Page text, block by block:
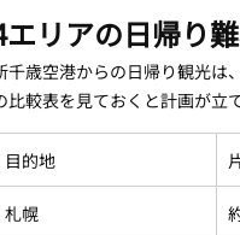
リアの日帰り
千歳空港からの日帰り観光は
比較表を見ておくと計画が立
目的地
札幌